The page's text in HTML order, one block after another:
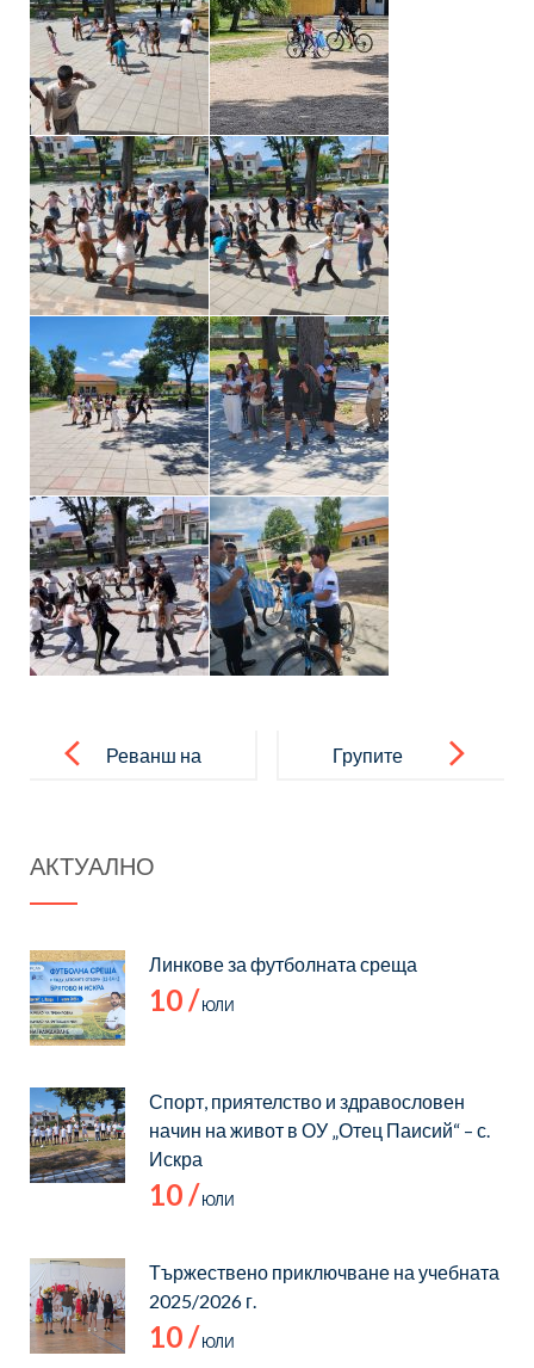
navigationРеванш на
Групите
АКТУАЛНО
Линкове за футболната среща
10 / ЮЛИ
Спорт, приятелство и здравословен
начин на живот в ОУ „Отец Паисий“ – с.
Искра
10 / ЮЛИ
Тържествено приключване на учебната
2025/2026 г.
10 / ЮЛИ